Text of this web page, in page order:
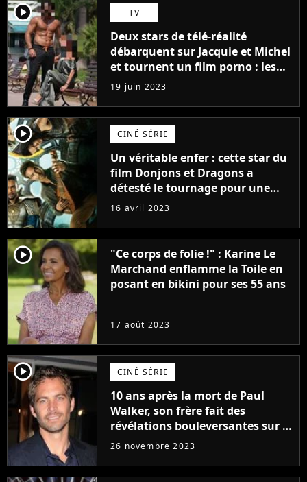
player2 TV
Deux stars de télé-réalité
débarquent sur Jacquie et Michel
et tournent un film porno : les
premières images du tournage
(exclu)
19 juin 2023
player2 CINÉ SÉRIE
Un véritable enfer : cette star du
film Donjons et Dragons a
détesté le tournage pour une
raison très spéciale
16 avril 2023
player2
"Ce corps de folie !" : Karine Le
Marchand enflamme la Toile en
posant en bikini pour ses 55 ans
17 août 2023
player2 CINÉ SÉRIE
10 ans après la mort de Paul
Walker, son frère fait des
révélations bouleversantes sur la
réaction des acteurs de Fast and
26 novembre 2023